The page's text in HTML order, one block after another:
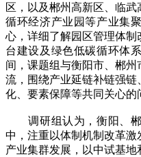
区，以及郴州高新区、临
循环经济产业园等产业集
心，详细了解园区管理体
台建设及绿色低碳循环体
间，课题组与衡阳市、郴
流，围绕产业延链补链强
化、要素保障等共同关心的
调研组认为，衡阳、郴
中，注重以体制机制改革
产业集群发展，以中试基